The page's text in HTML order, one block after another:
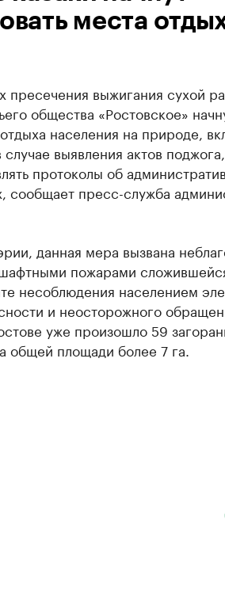
места
пресечения выжигания сухой
общества «Ростовское»
населения на природе,
выявления актов
протоколы об
сообщает пресс-служба
данная мера вызвана
пожарами
несоблюдения населением
и неосторожного
уже произошло 59
общей площади более 7 га.